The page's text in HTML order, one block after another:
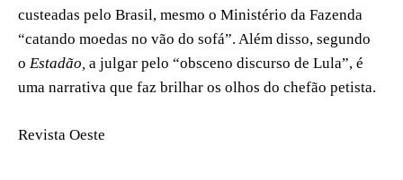
custeadas pelo Brasil, mesmo o Ministério da Fazenda
“catando moedas no vão do sofá”. Além disso, segundo
o Estadão, a julgar pelo “obsceno discurso de Lula”, é
uma narrativa que faz brilhar os olhos do chefão petista.
Revista Oeste